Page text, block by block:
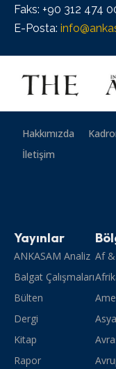
Faks: +90 312 474
E-Posta:
Hakkımızda
İletişim
Yayınlar
ANKASAM Analiz
Balgat Çalışmaları
Bülten
Dergi
Kitap
Rapor
Af